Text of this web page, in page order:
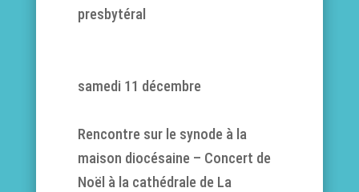
presbytéral
samedi 11 décembre
Rencontre sur le synode à la
maison diocésaine – Concert de
Noël à la cathédrale de La